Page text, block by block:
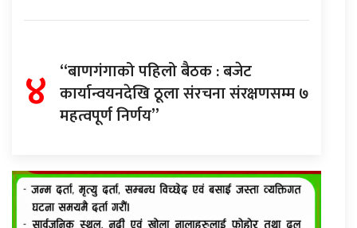
४ “बाणगंगाको पहिलो बैठक : बजेट
कार्यान्वयनदेखि ठूला संरचना संरक्षणसम्म ७
महत्वपूर्ण निर्णय”